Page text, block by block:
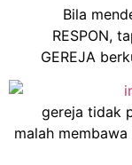
Bila
RESPON,
GEREJA
gereja tidak
malah